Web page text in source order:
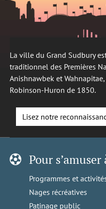
La ville du Grand Sudbury
traditionnel des Premières
Anishnawbek et
Robinson-Huron de 1850.
Lisez notre
Pour
Programmes et
Nages récréatives
Patinage public